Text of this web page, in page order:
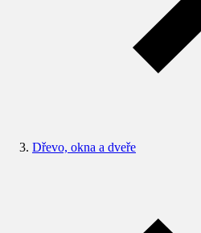
Dřevo, okna a dveře